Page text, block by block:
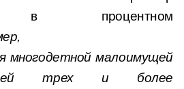
в процентном
многодетной малоимущей
трех и более